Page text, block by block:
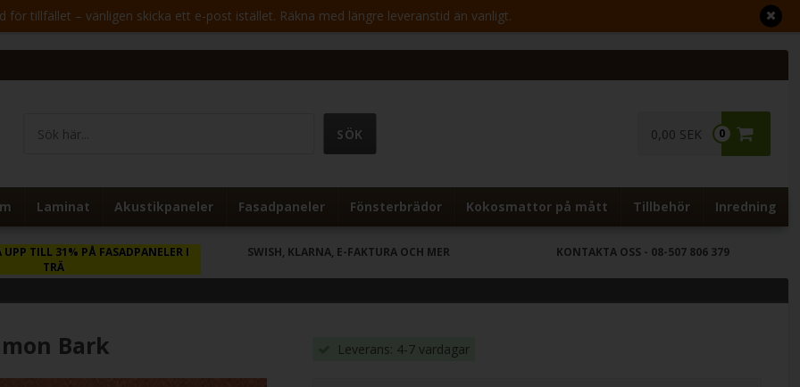
för tillfället – vänligen skicka ett e-post istället. Räkna med längre leveranstid än vanligt.
0
0,00 SEK
Laminat Akustikpaneler Fasadpaneler Fönsterbrädor Kokosmattor på mått Tillbehör Inredning
UPP TILL 31% PÅ FASADPANELER I
TRÄ
SWISH, KLARNA, E-FAKTURA OCH MER KONTAKTA OSS - 08-507 806 379
Bark Leverans: 4-7 vardagar